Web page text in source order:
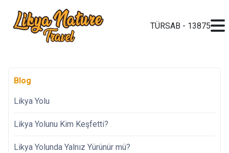
TÜRSAB - 13875
Blog
Likya Yolu
Likya Yolunu Kim Keşfetti?
Likya Yolunda Yalnız Yürünür mü?